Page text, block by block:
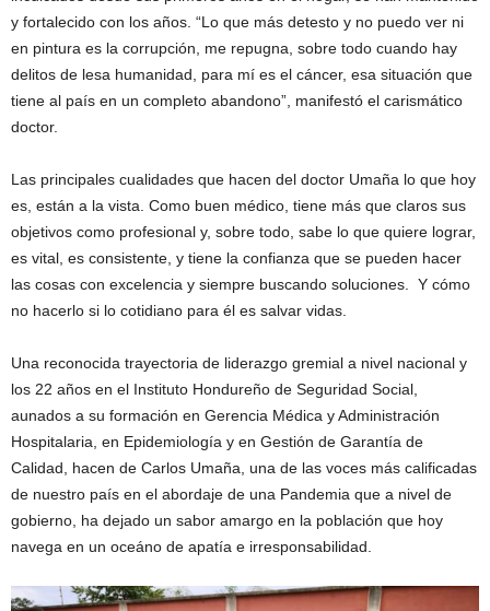
y fortalecido con los años. “Lo que más detesto y no puedo ver ni
en pintura es la corrupción, me repugna, sobre todo cuando hay
delitos de lesa humanidad, para mí es el cáncer, esa situación que
tiene al país en un completo abandono”, manifestó el carismático
doctor.
Las principales cualidades que hacen del doctor Umaña lo que hoy
es, están a la vista. Como buen médico, tiene más que claros sus
objetivos como profesional y, sobre todo, sabe lo que quiere lograr,
es vital, es consistente, y tiene la confianza que se pueden hacer
las cosas con excelencia y siempre buscando soluciones. Y cómo
no hacerlo si lo cotidiano para él es salvar vidas.
Una reconocida trayectoria de liderazgo gremial a nivel nacional y
los 22 años en el Instituto Hondureño de Seguridad Social,
aunados a su formación en Gerencia Médica y Administración
Hospitalaria, en Epidemiología y en Gestión de Garantía de
Calidad, hacen de Carlos Umaña, una de las voces más calificadas
de nuestro país en el abordaje de una Pandemia que a nivel de
gobierno, ha dejado un sabor amargo en la población que hoy
navega en un oceáno de apatía e irresponsabilidad.